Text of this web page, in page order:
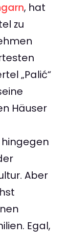
, hat
zu
„Palić“
Häuser
Aber
Egal,